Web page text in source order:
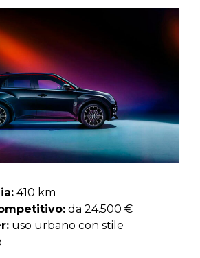
410 km
da 24.500 €
uso urbano con stile